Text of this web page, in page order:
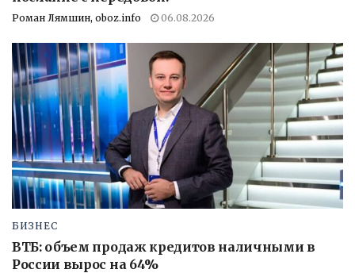
Роман Лямшин, oboz.info 06.08.2026
БИЗНЕС
ВТБ: объем продаж кредитов наличными в
России вырос на 64%